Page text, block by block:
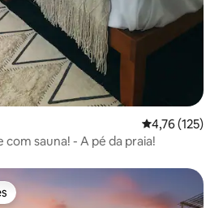
Classificação
4,76 (125)
sauna! - A pé da praia!